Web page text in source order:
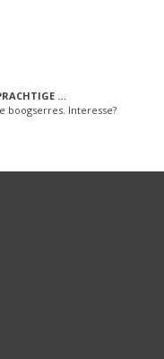
…
boogserres. Interesse?